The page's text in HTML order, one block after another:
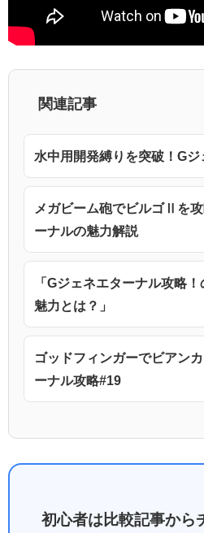
関連記事
水中用開発縛りを突破！Gジ
メガビーム砲でビルゴⅡを
ーナルの魅力解説
「Gジェネエターナル攻略
魅力とは？」
ゴッドフィンガーでビアン
ーナル攻略#19
初心者は比較記事から